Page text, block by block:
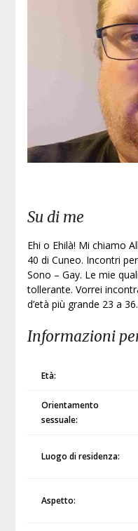
Su di me
Ehi o Ehilà! Mi chiamo
40 di Cuneo. Incontri
Sono – Gay. Le mie
tollerante. Vorrei
d’età più grande 23 a
Informazioni
Età:
Orientamento
sessuale:
Luogo di residenza:
Aspetto: